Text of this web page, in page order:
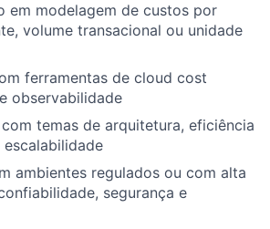
em modelagem de custos por
volume transacional ou unidade
ferramentas de cloud cost
observabilidade
temas de arquitetura, eficiência
ambientes regulados ou com alta
segurança e